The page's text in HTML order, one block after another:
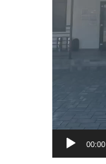
00:00